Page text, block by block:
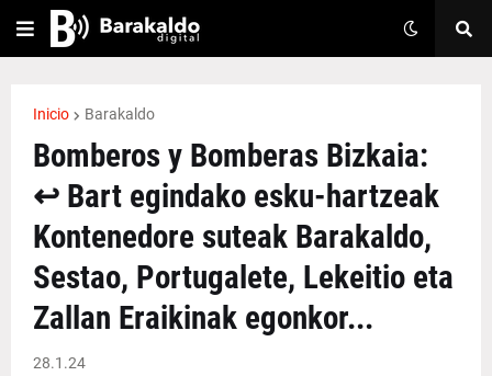
Inicio Barakaldo
Bomberos y Bomberas Bizkaia:
↩️ Bart egindako esku-hartzeak
Kontenedore suteak Barakaldo,
Sestao, Portugalete, Lekeitio eta
Zallan Eraikinak egonkor...
28.1.24